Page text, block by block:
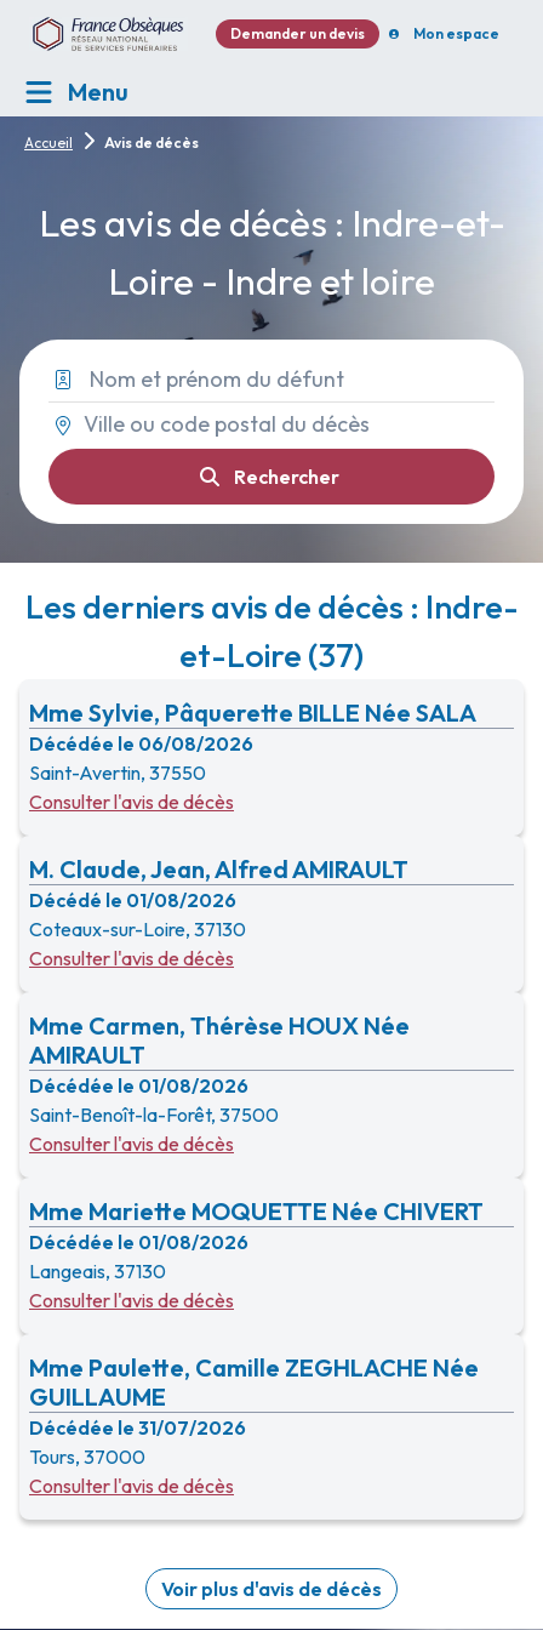
Demander un devis Mon espace
Menu
Accueil Avis de décès
Les avis de décès : Indre-et-
Loire - Indre et loire
Rechercher
Les derniers avis de décès : Indre-
et-Loire (37)
Mme Sylvie, Pâquerette BILLE Née SALA
Décédée le 06/08/2026
Saint-Avertin, 37550
Consulter l'avis de décès
M. Claude, Jean, Alfred AMIRAULT
Décédé le 01/08/2026
Coteaux-sur-Loire, 37130
Consulter l'avis de décès
Mme Carmen, Thérèse HOUX Née
AMIRAULT
Décédée le 01/08/2026
Saint-Benoît-la-Forêt, 37500
Consulter l'avis de décès
Mme Mariette MOQUETTE Née CHIVERT
Décédée le 01/08/2026
Langeais, 37130
Consulter l'avis de décès
Mme Paulette, Camille ZEGHLACHE Née
GUILLAUME
Décédée le 31/07/2026
Tours, 37000
Consulter l'avis de décès
Voir plus d'avis de décès